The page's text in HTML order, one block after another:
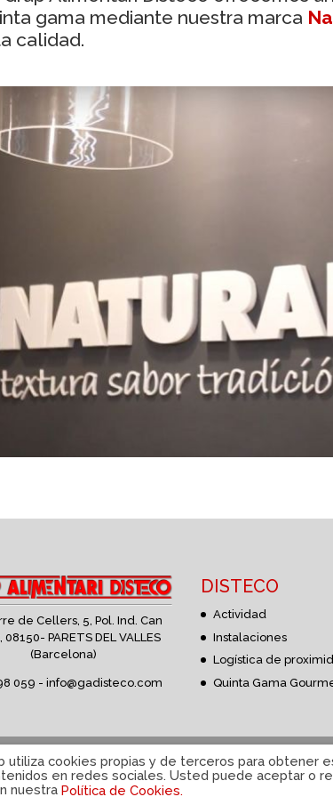
gama mediante nuestra marca
calidad.
de Cellers, 5, Pol. Ind. Can
08150- PARETS DEL VALLES
(Barcelona)
059 -info@gadisteco.com
DISTECO
Actividad
Instalaciones
Logística de
Quinta Gama
de privacidad|Aviso Legal|Política de cookies|
utiliza cookies propias y de terceros para obtener
en redes sociales. Usted puede aceptar o
nuestra Política de Cookies.